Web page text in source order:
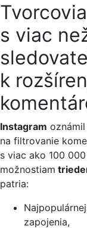
s viac
k
Instagram
na filtrovanie
s viac ako 100
možnostiam
patria:
zapojenia,